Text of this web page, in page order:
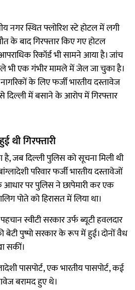
नगर स्थित फ्लोरिश स्टे होटल में लगी
के बाद गिरफ्तार किए गए होटल
रिकॉर्ड भी सामने आया है। जांच
भी एक गंभीर मामले में जेल जा चुका है।
के लिए फर्जी भारतीय दस्तावेज
में बसाने के आरोप में गिरफ्तार
थी गिरफ्तारी
जब दिल्ली पुलिस को सूचना मिली थी
परिवार फर्जी भारतीय दस्तावेजों
आधार पर पुलिस ने छापेमारी कर एक
पोते को हिरासत में लिया था।
स्वीटी सरकार उर्फ ब्यूटी हवलदार
पुष्पो सरकार के रूप में हुई। दोनों वैध
सकीं।
पासपोर्ट, एक भारतीय पासपोर्ट, कई
बरामद हुए थे।